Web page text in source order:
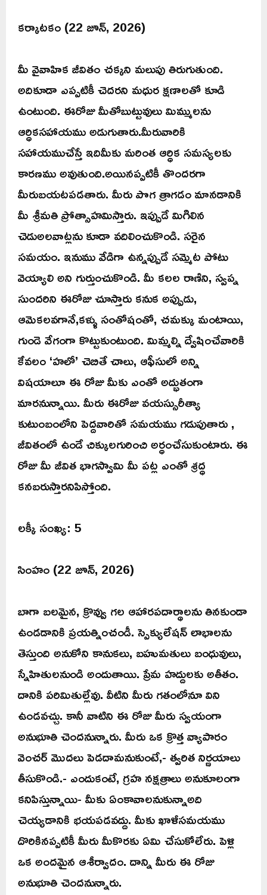
కర్కాటకం (22 జూన్, 2026)
మీ వైవాహిక జీవితం చక్కని మలుపు తిరుగుతుంది.
అదికూడా ఎప్పటికీ చెదరని మధుర క్షణాలతో కూడి
ఉంటుంది. ఈరోజు మీతోబుట్టువులు మిమ్ములను
ఆర్ధికసహాయము అడుగుతారు.మీరువారికి
సహాయముచేస్తే ఇదిమీకు మరింత ఆర్ధిక సమస్యలకు
కారణము అవుతుంది.అయినప్పటికీ తొందరగా
మీరుబయటపడతారు. మీరు పొగ త్రాగడం మానడానికి
మీ శ్రీమతి ప్రోత్సాహమిస్తారు. ఇప్పుడే మిగిలిన
చెడుఅలవాట్లను కూడా వదిలించుకొండి. సరైన
సమయం. ఇనుము వేడిగా ఉన్నప్పుడే సమ్మెట పోటు
వెయ్యాలి అని గుర్తుంచుకొండి. మీ కలల రాణిని, స్వప్న
సుందరిని ఈరోజు చూస్తారు కనుక అప్పుడు,
ఆమెకలవగానే,కళ్ళు సంతోషంతో, చమక్కు మంటాయి,
గుండె వేగంగా కొట్టుకుంటుంది. మిమ్మల్ని ద్వేషించేవారికి
కేవలం ‘హలో’ చెబితే చాలు, ఆఫీసులో అన్ని
విషయాలూ ఈ రోజు మీకు ఎంతో అద్భుతంగా
మారనున్నాయి. మీరు ఈరోజు వయస్సురీత్యా
కుటుంబంలోని పెద్దవారితో సమయము గడుపుతారు ,
జీవితంలో ఉండే చిక్కులగురించి అర్ధంచేసుకుంటారు. ఈ
రోజు మీ జీవిత భాగస్వామి మీ పట్ల ఎంతో శ్రద్ధ
కనబరుస్తారనిపిస్తోంది.
లక్కీ సంఖ్య: 5
సింహం (22 జూన్, 2026)
బాగా బలమైన, క్రొవ్వు గల ఆహారపదార్థాలను తినకుండా
ఉండడానికి ప్రయత్నించండీ. స్పెక్యులేషన్ లాభాలను
తెస్తుంది అనుకోని కానుకలు, బహుమతులు బంధువులు,
స్నేహితులనుండి అందుతాయి. ప్రేమ హద్దులకు అతీతం.
దానికి పరిమితుల్లేవు. వీటిని మీరు గతంలోనూ విని
ఉండవచ్చు. కానీ వాటిని ఈ రోజు మీరు స్వయంగా
అనుభూతి చెందనున్నారు. మీరు ఒక క్రొత్త వ్యాపారం
వెంచర్ మొదలు పెడదామనుకుంటే,- త్వరిత నిర్ణయాలు
తీసుకొండి.- ఎందుకంటే, గ్రహ నక్షత్రాలు అనుకూలంగా
కనిపిస్తున్నాయి- మీకు ఏంకావాలనుకున్నాఅది
చెయ్యడానికి భయపడవద్దు. మీకు ఖాళీసమయము
దొరికినప్పటికీ మీరు మీకొరకు ఏమి చేసుకోలేరు. పెళ్లి
ఒక అందమైన ఆశీర్వాదం. దాన్ని మీరు ఈ రోజు
అనుభూతి చెందనున్నారు.